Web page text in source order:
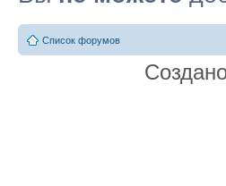
Список форумов